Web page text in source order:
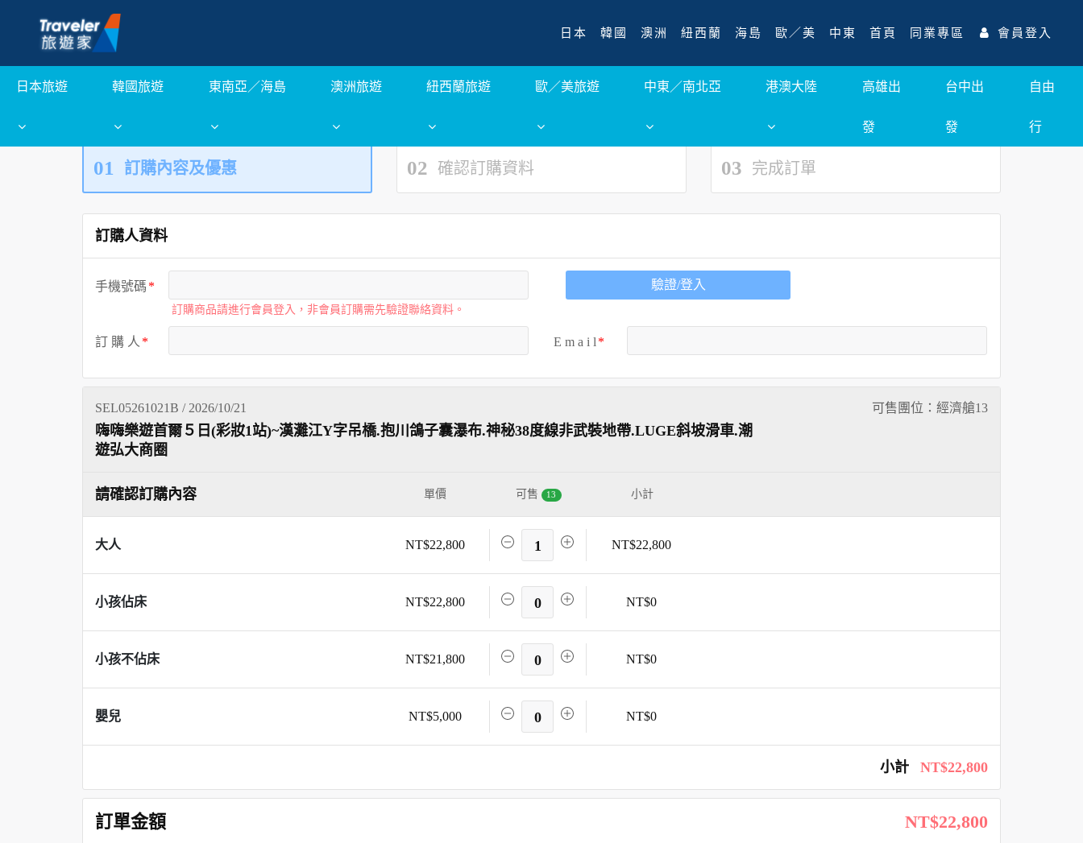
日本 韓國 澳洲 紐西蘭 海島 歐／美 中東 首頁 同業專區 會員登入
日本旅遊 韓國旅遊 東南亞／海島 澳洲旅遊 紐西蘭旅遊 歐／美旅遊 中東／南北亞 港澳大陸 高雄出
發
台中出
發
自由
行
01 訂購內容及優惠 02 確認訂購資料 03 完成訂單
訂購人資料
手機號碼
訂購商品請進行會員登入，非會員訂購需先驗證聯絡資料。
驗證/登入
訂 購 人 E m a i l
SEL05261021B / 2026/10/21 可售團位：經濟艙13
嗨嗨樂遊首爾５日(彩妝1站)~漢灘江Y字吊橋.抱川鴿子囊瀑布.神秘38度線非武裝地帶.LUGE斜坡滑車.潮
遊弘大商圈
請確認訂購內容 單價 可售 13 小計
大人 NT$22,800 1 NT$22,800
小孩佔床 NT$22,800 0 NT$0
小孩不佔床 NT$21,800 0 NT$0
嬰兒 NT$5,000 0 NT$0
小計 NT$22,800
訂單金額 NT$22,800